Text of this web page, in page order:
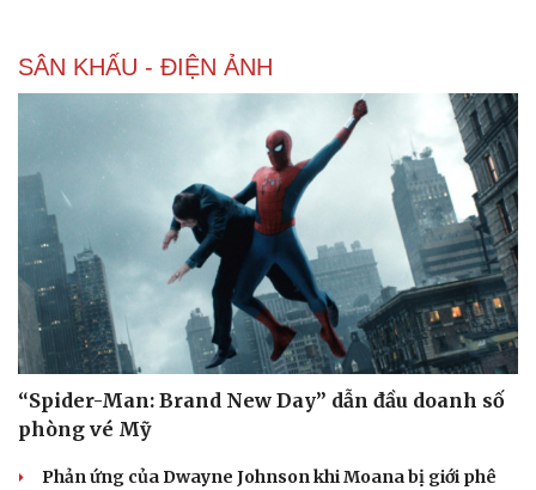
SÂN KHẤU - ĐIỆN ẢNH
“Spider-Man: Brand New Day” dẫn đầu doanh số
phòng vé Mỹ
Phản ứng của Dwayne Johnson khi Moana bị giới phê